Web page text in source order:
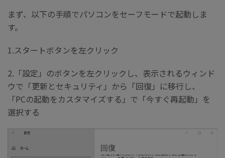
まず、以下の手順でパソコンをセーフモードで起動しま
す。
1.スタートボタンを左クリック
2.「設定」のボタンを左クリックし、表示されるウィンド
ウで「更新とセキュリティ」から「回復」に移行し、
「PCの起動をカスタマイズする」で「今すぐ再起動」を
選択する